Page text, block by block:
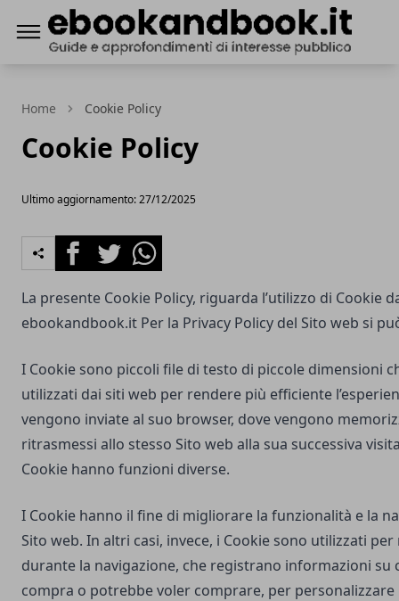
Home Cookie Policy
Cookie Policy
Ultimo aggiornamento: 27/12/2025
FacebookTwitterWhatsapp
La presente Cookie Policy, riguarda l’utilizzo di Cookie
ebookandbook.it Per la Privacy Policy del Sito web si
I Cookie sono piccoli file di testo di piccole dimensioni
utilizzati dai siti web per rendere più efficiente
vengono inviate al suo browser, dove vengono
ritrasmessi allo stesso Sito web alla sua successiva
Cookie hanno funzioni diverse.
I Cookie hanno il fine di migliorare la funzionalità e la
Sito web. In altri casi, invece, i Cookie sono utilizzati
durante la navigazione, che registrano informazioni su
compra o potrebbe voler comprare, per